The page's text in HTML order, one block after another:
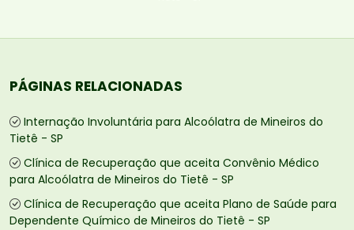
PÁGINAS RELACIONADAS
Internação Involuntária para Alcoólatra de Mineiros do
Tietê - SP
Clínica de Recuperação que aceita Convênio Médico
para Alcoólatra de Mineiros do Tietê - SP
Clínica de Recuperação que aceita Plano de Saúde para
Dependente Químico de Mineiros do Tietê - SP